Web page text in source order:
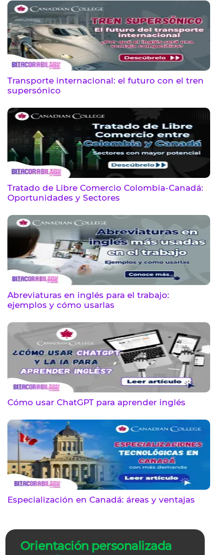
Transporte internacional: el futuro con el tren
supersónico
Tratado de Libre Comercio Colombia-Canadá:
Oportunidades y Sectores
Abreviaturas en inglés para el trabajo:
ejemplos y cómo usarlas
Cómo usar ChatGPT para aprender inglés
Especialización en Canadá: áreas y ventajas
Orientación personalizada